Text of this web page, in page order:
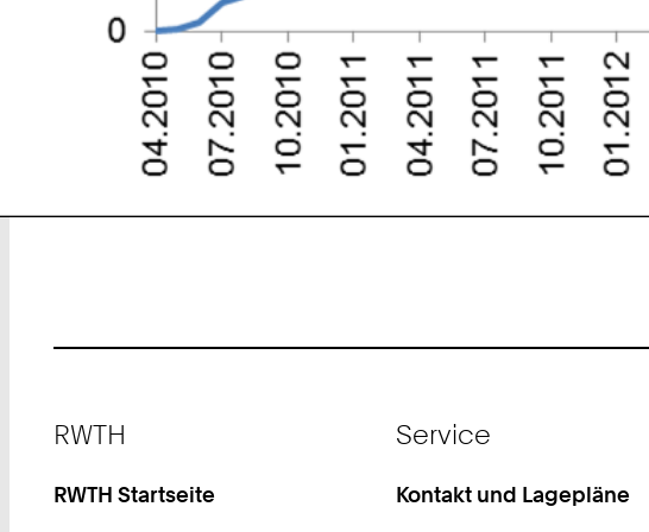
RWTH
RWTH Startseite
Service
Kontakt und Lagepläne